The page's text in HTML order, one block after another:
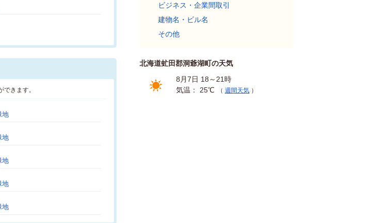
きます。
地
地
地
地
地
ビジネス・企業間取引
建物名・ビル名
その他
北海道虻田郡洞爺湖町の天気
8月7日 18～21時
気温： 25℃
（ 週間天気 ）